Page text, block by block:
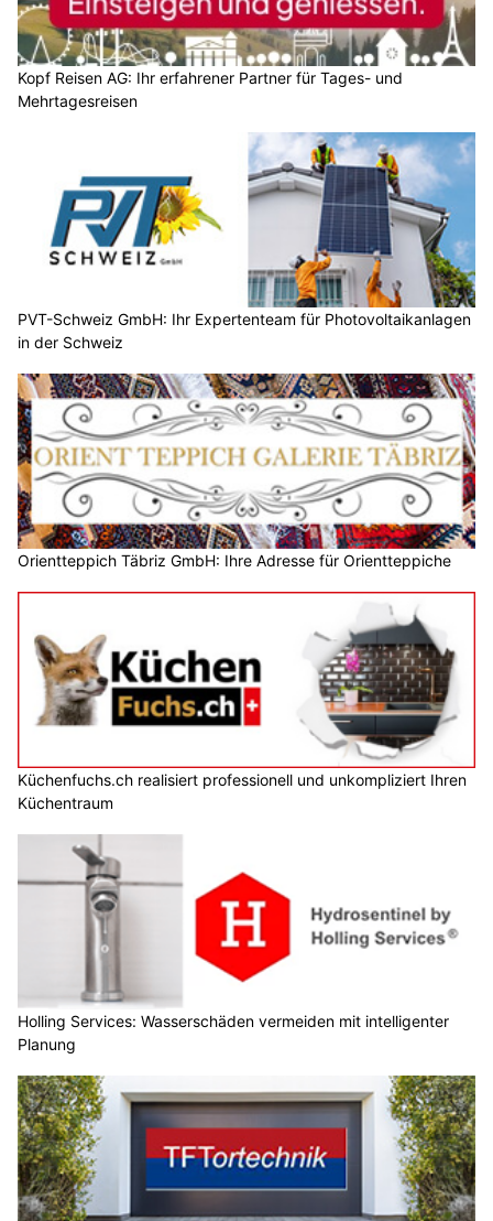
Kopf Reisen AG: Ihr erfahrener Partner für Tages- und
Mehrtagesreisen
PVT-Schweiz GmbH: Ihr Expertenteam für Photovoltaikanlagen
in der Schweiz
Orientteppich Täbriz GmbH: Ihre Adresse für Orientteppiche
Küchenfuchs.ch realisiert professionell und unkompliziert Ihren
Küchentraum
Holling Services: Wasserschäden vermeiden mit intelligenter
Planung